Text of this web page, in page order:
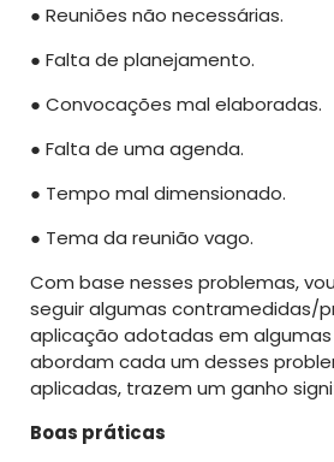
● Reuniões não necessárias.
● Falta de planejamento.
● Convocações mal elaboradas.
● Falta de uma agenda.
● Tempo mal dimensionado.
● Tema da reunião vago.
Com base nesses problemas,
seguir algumas contramedidas/
aplicação adotadas em
abordam cada um desses
aplicadas, trazem um ganho
Boas práticas